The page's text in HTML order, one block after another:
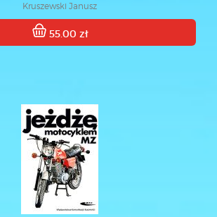
Kruszewski Janusz
55.00 zł